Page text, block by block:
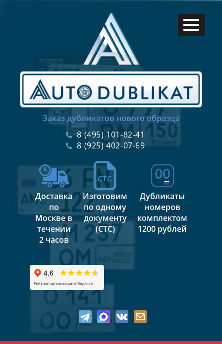
Заказ дубликатов нового образца
8 (495) 101-82-41
8 (925) 402-07-69
Доставка
по
Москве в
течении
2 часов
Изготовим
по одному
документу
(СТС)
Дубликаты
номеров
комплектом
1200 рублей